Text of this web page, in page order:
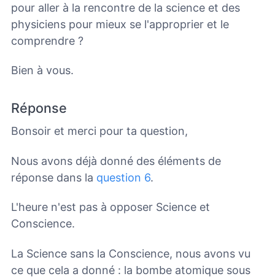
pour aller à la rencontre de la science et des
physiciens pour mieux se l'approprier et le
comprendre ?
Bien à vous.
Réponse
Bonsoir et merci pour ta question,
Nous avons déjà donné des éléments de
réponse dans la question 6.
L'heure n'est pas à opposer Science et
Conscience.
La Science sans la Conscience, nous avons vu
ce que cela a donné : la bombe atomique sous